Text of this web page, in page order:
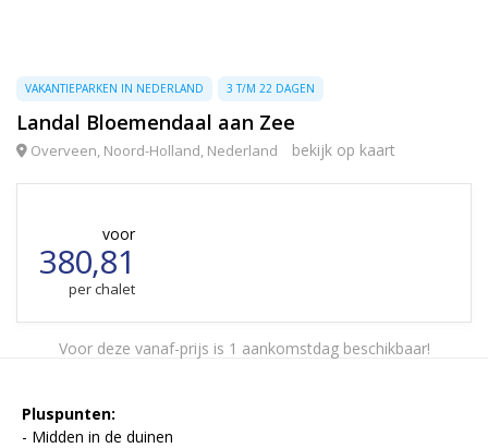
VAKANTIEPARKEN IN NEDERLAND 3 T/M 22 DAGEN
Landal Bloemendaal aan Zee
Overveen, Noord-Holland, Nederland bekijk op kaart
voor
380,81
per chalet
Voor deze vanaf-prijs is 1 aankomstdag beschikbaar!
Pluspunten:
- Midden in de duinen